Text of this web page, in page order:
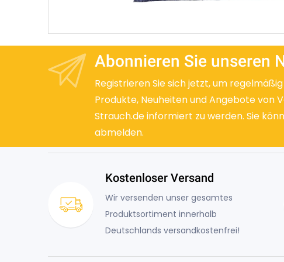
Abonnieren Sie unseren
Registrieren Sie sich jetzt, um
Produkte, Neuheiten und Angebote von
Strauch.de informiert zu werden. Sie
abmelden.
Kostenloser Versand
Wir versenden unser gesamtes
Produktsortiment innerhalb
Deutschlands versandkostenfrei!